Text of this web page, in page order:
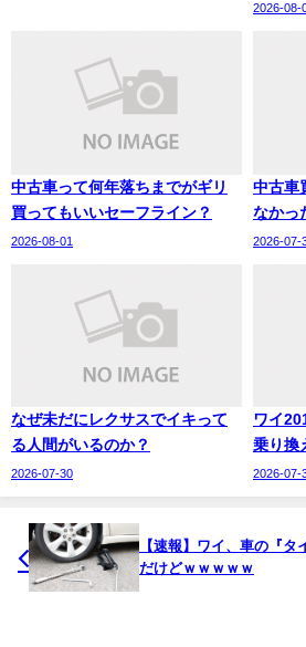
2026-08-
中古車って何年落ちまでがギリ
買ってもいいセーフライン？
2026-08-01
中古車
なかっ
2026-07-
なぜ未だにレクサスでイキって
る人間がいるのか？
2026-07-30
ワイ
乗り換
2026-07-
【速報】ワイ、車の『
だけどｗｗｗｗｗ